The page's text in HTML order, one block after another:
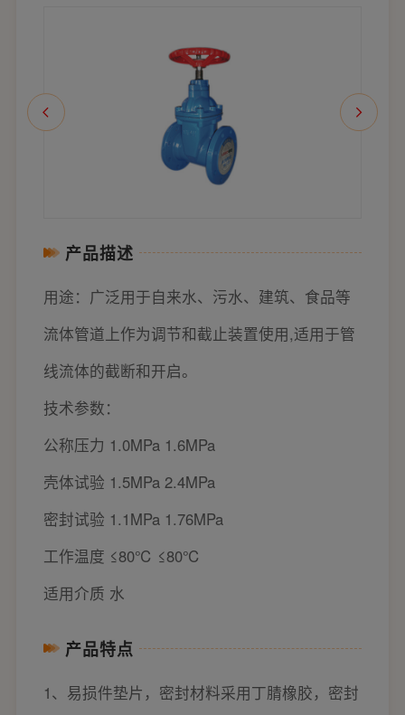
产品描述
用途：广泛用于自来水、污水、建筑、食品等
流体管道上作为调节和截止装置使用,适用于管
线流体的截断和开启。
技术参数：
公称压力 1.0MPa 1.6MPa
壳体试验 1.5MPa 2.4MPa
密封试验 1.1MPa 1.76MPa
工作温度 ≤80℃ ≤80℃
适用介质 水
产品特点
1、易损件垫片，密封材料采用丁腈橡胶，密封